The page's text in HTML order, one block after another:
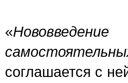
«
соглашается с